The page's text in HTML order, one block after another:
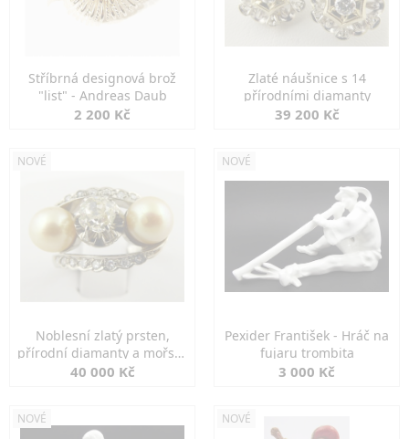
Stříbrná designová brož
"list" - Andreas Daub
2 200 Kč
Zlaté náušnice s 14
přírodními diamanty
39 200 Kč
NOVÉ
Noblesní zlatý prsten,
přírodní diamanty a mořské
perly
40 000 Kč
NOVÉ
Pexider František - Hráč na
fujaru trombita
3 000 Kč
NOVÉ NOVÉ